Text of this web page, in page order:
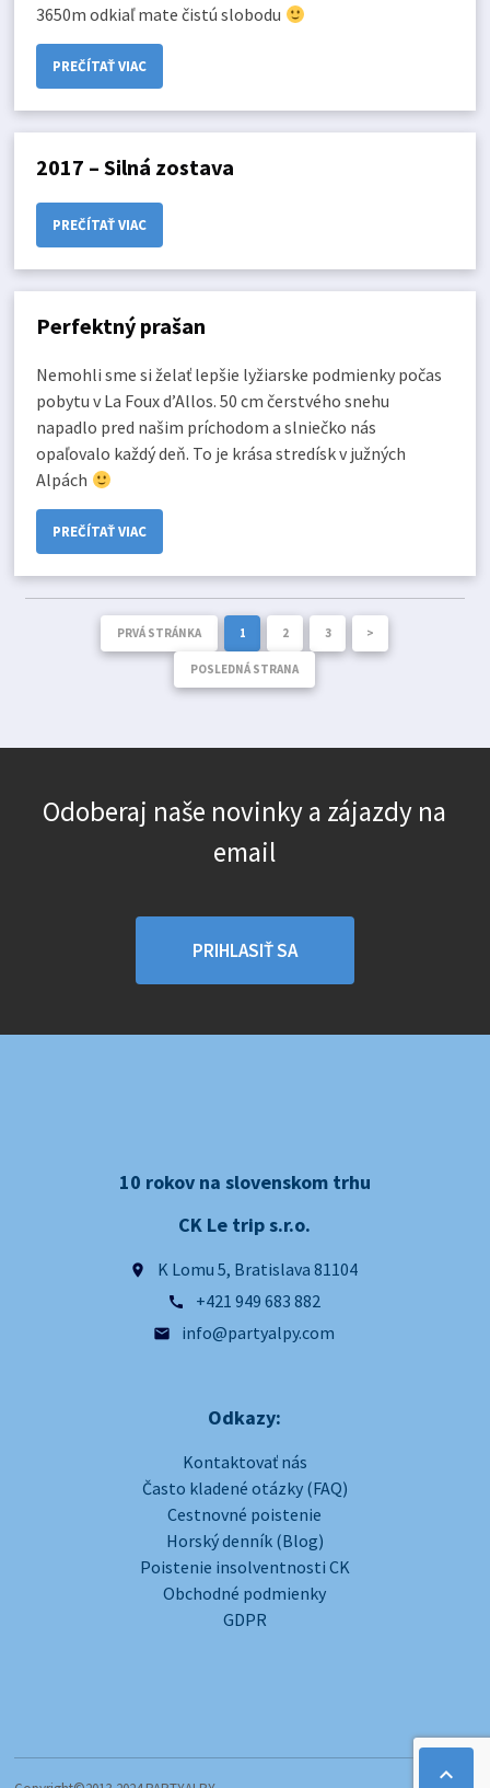
3650m odkiaľ mate čistú slobodu
PREČÍTAŤ VIAC
2017 – Silná zostava
PREČÍTAŤ VIAC
Perfektný prašan
Nemohli sme si želať lepšie lyžiarske podmienky počas
pobytu v La Foux d’Allos. 50 cm čerstvého snehu
napadlo pred našim príchodom a slniečko nás
opaľovalo každý deň. To je krása stredísk v južných
Alpách
PREČÍTAŤ VIAC
PRVÁ STRÁNKA 1 2 3 >
POSLEDNÁ STRANA

Odoberaj naše novinky a zájazdy na
email
PRIHLASIŤ SA
10 rokov na slovenskom trhu
CK Le trip s.r.o.
place K Lomu 5, Bratislava 81104
call +421 949 683 882
email info@partyalpy.com
Odkazy:
Kontaktovať nás
Často kladené otázky (FAQ)
Cestnovné poistenie
Horský denník (Blog)
Poistenie insolventnosti CK
Obchodné podmienky
GDPR